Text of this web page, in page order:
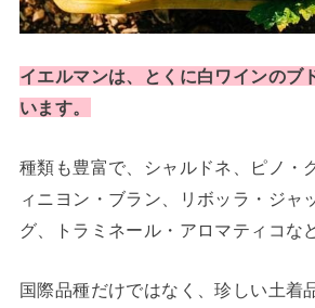
イエルマンは、とくに白ワインのブ
います。
種類も豊富で、シャルドネ、ピノ・
ィニヨン・ブラン、リボッラ・ジャ
グ、トラミネール・アロマティコな
国際品種だけではなく、珍しい土着